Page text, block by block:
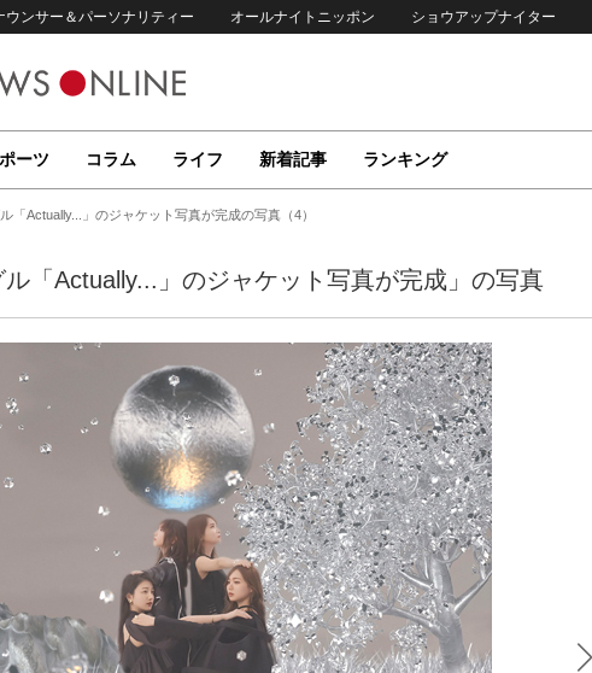
ウンサー＆パーソナリティー オールナイトニッポン ショウアップナイター
ーツ コラム ライフ 新着記事 ランキング
「Actually...」のジャケット写真が完成の写真（4）
ル「Actually...」のジャケット写真が完成」の写真